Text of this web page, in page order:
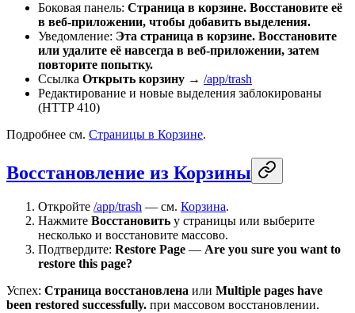
Боковая панель: Страница в корзине. Восстановите её
в веб-приложении, чтобы добавить выделения.
Уведомление: Эта страница в корзине. Восстановите
или удалите её навсегда в веб-приложении, затем
повторите попытку.
Ссылка Открыть корзину → /app/trash
Редактирование и новые выделения заблокированы
(HTTP 410)
Подробнее см. Страницы в Корзине.
Восстановление из Корзины
Откройте /app/trash — см. Корзина.
Нажмите Восстановить у страницы или выберите
несколько и восстановите массово.
Подтвердите: Restore Page — Are you sure you want to
restore this page?
Успех: Страница восстановлена или Multiple pages have
been restored successfully. при массовом восстановлении.